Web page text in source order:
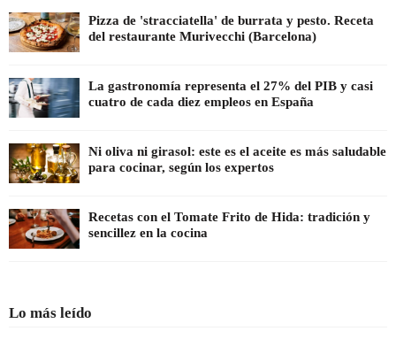
Pizza de 'stracciatella' de burrata y pesto. Receta
del restaurante Murivecchi (Barcelona)
La gastronomía representa el 27% del PIB y casi
cuatro de cada diez empleos en España
Ni oliva ni girasol: este es el aceite es más saludable
para cocinar, según los expertos
Recetas con el Tomate Frito de Hida: tradición y
sencillez en la cocina
Lo más leído